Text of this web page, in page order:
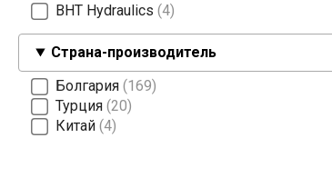
BHT Hydraulics 4
Страна-производитель
Болгария 169
Турция 20
Китай 4